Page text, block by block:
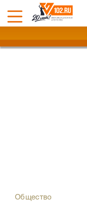
Общество